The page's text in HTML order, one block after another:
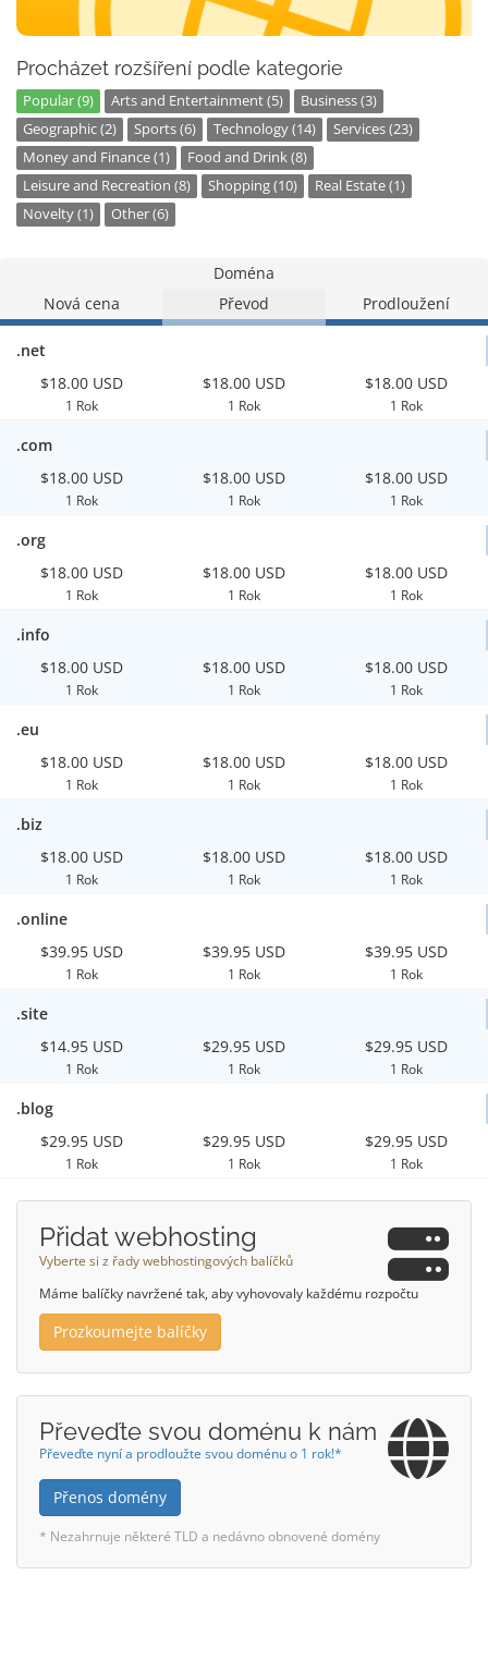
Procházet rozšíření podle kategorie
Popular (9) Arts and Entertainment (5)
Business (3)
Geographic (2)
Sports (6) Technology (14)
Services (23)
Money and Finance (1)
Food and Drink (8)
Leisure and Recreation (8)
Shopping (10)
Real Estate (1)
Novelty (1)
Other (6)
Doména
Nová cena
Převod Prodloužení
.net
$18.00 USD
1 Rok
$18.00 USD
1 Rok
$18.00 USD
1 Rok
.com
$18.00 USD
1 Rok
$18.00 USD
1 Rok
$18.00 USD
1 Rok
.org
$18.00 USD
1 Rok
$18.00 USD
1 Rok
$18.00 USD
1 Rok
.info
$18.00 USD
1 Rok
$18.00 USD
1 Rok
$18.00 USD
1 Rok
.eu
$18.00 USD
1 Rok
$18.00 USD
1 Rok
$18.00 USD
1 Rok
.biz
$18.00 USD
1 Rok
$18.00 USD
1 Rok
$18.00 USD
1 Rok
.online
$39.95 USD
1 Rok
$39.95 USD
1 Rok
$39.95 USD
1 Rok
.site
$14.95 USD
1 Rok
$29.95 USD
1 Rok
$29.95 USD
1 Rok
.blog
$29.95 USD
1 Rok
$29.95 USD
1 Rok
$29.95 USD
1 Rok
Přidat webhosting
Vyberte si z řady webhostingových balíčků
Máme balíčky navržené tak, aby vyhovovaly každému rozpočtu
Prozkoumejte balíčky
Převeďte svou doménu k nám
Převeďte nyní a prodloužte svou doménu o 1 rok!*
Přenos domény
* Nezahrnuje některé TLD a nedávno obnovené domény